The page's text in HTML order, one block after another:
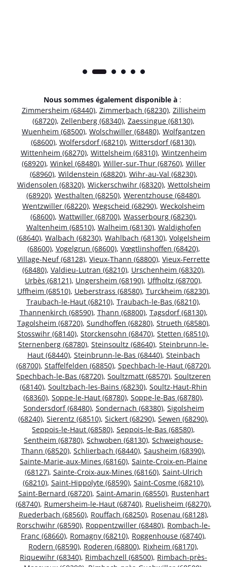
Nous sommes également disponible à :
Zimmersheim (68440), Zimmerbach (68230), Zillisheim
(68720), Zellenberg (68340), Zaessingue (68130),
Wuenheim (68500), Wolschwiller (68480), Wolfgantzen
(68600), Wolfersdorf (68210), Wittersdorf (68130),
Wittenheim (68270), Wittelsheim (68310), Wintzenheim
(68920), Winkel (68480), Willer-sur-Thur (68760), Willer
(68960), Wildenstein (68820), Wihr-au-Val (68230),
Widensolen (68320), Wickerschwihr (68320), Wettolsheim
(68920), Westhalten (68250), Werentzhouse (68480),
Wentzwiller (68220), Wegscheid (68290), Weckolsheim
(68600), Wattwiller (68700), Wasserbourg (68230),
Waltenheim (68510), Walheim (68130), Waldighofen
(68640), Walbach (68230), Wahlbach (68130), Volgelsheim
(68600), Vogelgrun (68600), Vœgtlinshoffen (68420),
Village-Neuf (68128), Vieux-Thann (68800), Vieux-Ferrette
(68480), Valdieu-Lutran (68210), Urschenheim (68320),
Urbès (68121), Ungersheim (68190), Uffholtz (68700),
Uffheim (68510), Ueberstrass (68580), Turckheim (68230),
Traubach-le-Haut (68210), Traubach-le-Bas (68210),
Thannenkirch (68590), Thann (68800), Tagsdorf (68130),
Tagolsheim (68720), Sundhoffen (68280), Strueth (68580),
Stosswihr (68140), Storckensohn (68470), Stetten (68510),
Sternenberg (68780), Steinsoultz (68640), Steinbrunn-le-
Haut (68440), Steinbrunn-le-Bas (68440), Steinbach
(68700), Staffelfelden (68850), Spechbach-le-Haut (68720),
Spechbach-le-Bas (68720), Soultzmatt (68570), Soultzeren
(68140), Soultzbach-les-Bains (68230), Soultz-Haut-Rhin
(68360), Soppe-le-Haut (68780), Soppe-le-Bas (68780),
Sondersdorf (68480), Sondernach (68380), Sigolsheim
(68240), Sierentz (68510), Sickert (68290), Sewen (68290),
Seppois-le-Haut (68580), Seppois-le-Bas (68580),
Sentheim (68780), Schwoben (68130), Schweighouse-
Thann (68520), Schlierbach (68440), Sausheim (68390),
Sainte-Marie-aux-Mines (68160), Sainte-Croix-en-Plaine
(68127), Sainte-Croix-aux-Mines (68160), Saint-Ulrich
(68210), Saint-Hippolyte (68590), Saint-Cosme (68210),
Saint-Bernard (68720), Saint-Amarin (68550), Rustenhart
(68740), Rumersheim-le-Haut (68740), Ruelisheim (68270),
Ruederbach (68560), Rouffach (68250), Rosenau (68128),
Rorschwihr (68590), Roppentzwiller (68480), Rombach-le-
Franc (68660), Romagny (68210), Roggenhouse (68740),
Rodern (68590), Roderen (68800), Rixheim (68170),
Riquewihr (68340), Rimbachzell (68500), Rimbach-près-